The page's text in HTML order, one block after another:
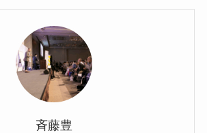
斉藤豊